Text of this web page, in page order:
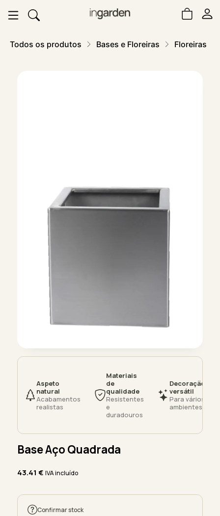
Todos os produtos Bases e Floreiras Floreiras
Aspeto
natural
Acabamentos
realistas
Materiais
de
qualidade
Resistentes
e
duradouros
Decoração
versátil
Para vários
ambientes
Base Aço Quadrada
43.41 € IVA incluído
Confirmar stock